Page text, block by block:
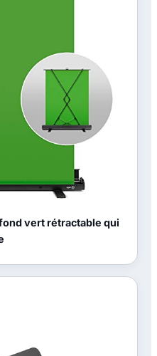
vert rétractable qui